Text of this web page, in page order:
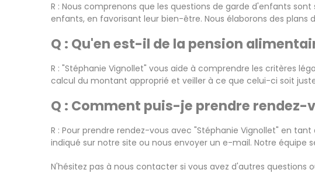
R : Nous comprenons que les questions de garde d'enfants
enfants, en favorisant leur bien-être. Nous élaborons des
Q : Qu'en est-il de la pension
R : "Stéphanie Vignollet" vous aide à comprendre les critères
calcul du montant approprié et veiller à ce que celui-ci soit
Q : Comment puis-je prendre rendez-
R : Pour prendre rendez-vous avec "Stéphanie Vignollet" en
indiqué sur notre site ou nous envoyer un e-mail. Notre équipe
N'hésitez pas à nous contacter si vous avez d'autres questions